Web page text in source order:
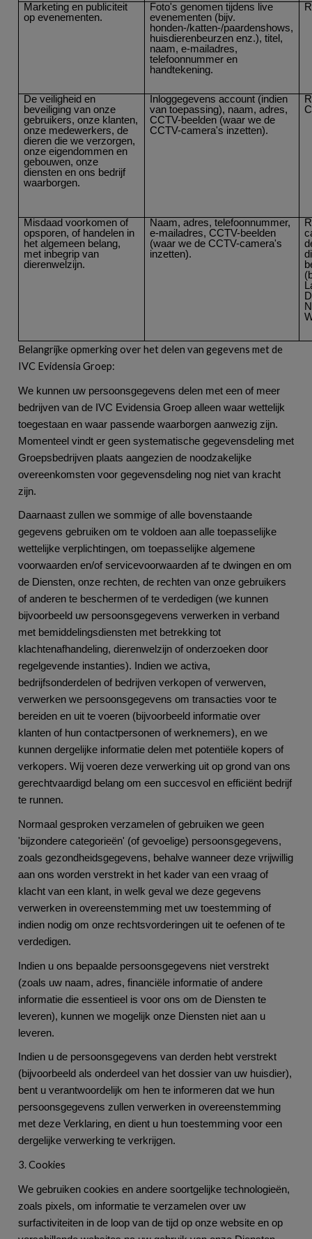
Marketing en publiciteit
op evenementen.
Foto's genomen tijdens live
evenementen (bijv.
honden-/katten-/paardenshows,
huisdierenbeurzen enz.), titel,
naam, e-mailadres,
telefoonnummer en
handtekening.
De veiligheid en
beveiliging van onze
gebruikers, onze klanten,
onze medewerkers, de
dieren die we verzorgen,
onze eigendommen en
gebouwen, onze
diensten en ons bedrijf
waarborgen.
Inloggegevens account (indien
van toepassing), naam, adres,
CCTV-beelden (waar we de
CCTV-camera's inzetten).
Misdaad voorkomen of
opsporen, of handelen in
het algemeen belang,
met inbegrip van
dierenwelzijn.
Naam, adres, telefoonnummer,
e-mailadres, CCTV-beelden
(waar we de CCTV-camera's
inzetten).
Belangrijke opmerking over het delen van gegevens met de
IVC Evidensia Groep:
We kunnen uw persoonsgegevens delen met een of meer
bedrijven van de IVC Evidensia Groep alleen waar wettelijk
toegestaan en waar passende waarborgen aanwezig zijn.
Momenteel vindt er geen systematische gegevensdeling met
Groepsbedrijven plaats aangezien de noodzakelijke
overeenkomsten voor gegevensdeling nog niet van kracht
zijn.
Daarnaast zullen we sommige of alle bovenstaande
gegevens gebruiken om te voldoen aan alle toepasselijke
wettelijke verplichtingen, om toepasselijke algemene
voorwaarden en/of servicevoorwaarden af te dwingen en om
de Diensten, onze rechten, de rechten van onze gebruikers
of anderen te beschermen of te verdedigen (we kunnen
bijvoorbeeld uw persoonsgegevens verwerken in verband
met bemiddelingsdiensten met betrekking tot
klachtenafhandeling, dierenwelzijn of onderzoeken door
regelgevende instanties). Indien we activa,
bedrijfsonderdelen of bedrijven verkopen of verwerven,
verwerken we persoonsgegevens om transacties voor te
bereiden en uit te voeren (bijvoorbeeld informatie over
klanten of hun contactpersonen of werknemers), en we
kunnen dergelijke informatie delen met potentiële kopers of
verkopers. Wij voeren deze verwerking uit op grond van ons
gerechtvaardigd belang om een succesvol en efficiënt bedrijf
te runnen.
Normaal gesproken verzamelen of gebruiken we geen
'bijzondere categorieën' (of gevoelige) persoonsgegevens,
zoals gezondheidsgegevens, behalve wanneer deze vrijwillig
aan ons worden verstrekt in het kader van een vraag of
klacht van een klant, in welk geval we deze gegevens
verwerken in overeenstemming met uw toestemming of
indien nodig om onze rechtsvorderingen uit te oefenen of te
verdedigen.
Indien u ons bepaalde persoonsgegevens niet verstrekt
(zoals uw naam, adres, financiële informatie of andere
informatie die essentieel is voor ons om de Diensten te
leveren), kunnen we mogelijk onze Diensten niet aan u
leveren.
Indien u de persoonsgegevens van derden hebt verstrekt
(bijvoorbeeld als onderdeel van het dossier van uw huisdier),
bent u verantwoordelijk om hen te informeren dat we hun
persoonsgegevens zullen verwerken in overeenstemming
met deze Verklaring, en dient u hun toestemming voor een
dergelijke verwerking te verkrijgen.
3. Cookies
We gebruiken cookies en andere soortgelijke technologieën,
zoals pixels, om informatie te verzamelen over uw
surfactiviteiten in de loop van de tijd op onze website en op